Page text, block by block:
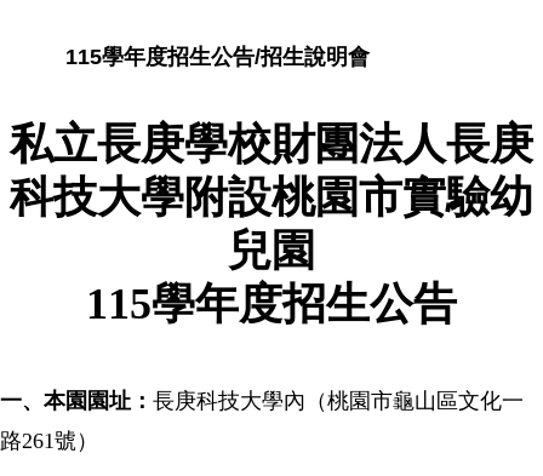
115學年度招生公告/招生說明會
私立長庚學校財團法人長庚
科技大學附設桃園市實驗幼
兒園
115學年度招生公告
一、本園園址： 長庚科技大學內（桃園市龜山區文化一
路261號）